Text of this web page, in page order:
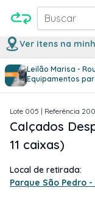
Buscar
Ver itens na
Leilão Marisa -
Equipamentos
1/1
Lote 005 | Referência
Calçados
11 caixas)
Local de retirada:
Parque São Pedro